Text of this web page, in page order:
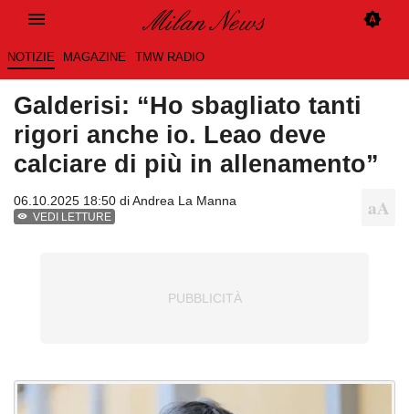
NOTIZIE MAGAZINE TMW RADIO
Galderisi: “Ho sbagliato tanti
rigori anche io. Leao deve
calciare di più in allenamento”
06.10.2025 18:50 diAndrea La Manna
VEDI LETTURE